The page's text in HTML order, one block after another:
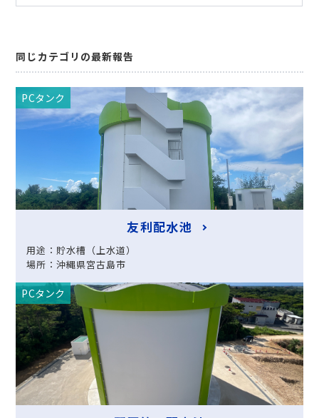
同じカテゴリの最新報告
PCタンク
友利配水池
用途：貯水槽（上水道）
場所：沖縄県宮古島市
PCタンク